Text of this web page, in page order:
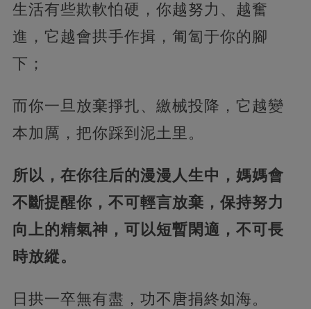
生活有些欺軟怕硬，你越努力、越奮
進，它越會拱手作揖，匍匐于你的腳
下；
而你一旦放棄掙扎、繳械投降，它越變
本加厲，把你踩到泥土里。
所以，在你往后的漫漫人生中，媽媽會
不斷提醒你，不可輕言放棄，保持努力
向上的精氣神，可以短暫閑適，不可長
時放縱。
日拱一卒無有盡，功不唐捐終如海。